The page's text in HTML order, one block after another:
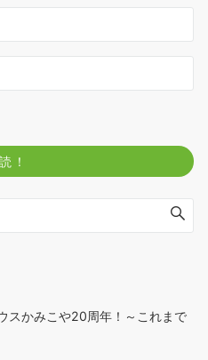
かみこや20周年！～これまで